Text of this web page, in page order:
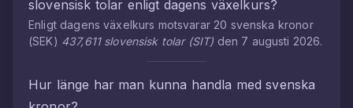
slovensisk tolar enligt dagens växelkurs?
Enligt dagens växelkurs motsvarar 20 svenska kronor
(SEK) 437,611 slovensisk tolar(SIT) den 7 augusti 2026.
Hur länge har man kunna handla medsvenska